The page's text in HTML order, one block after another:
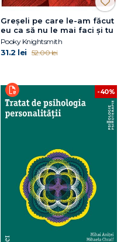
Greșeli pe care le-am făcut
eu ca să nu le mai faci și tu
Pooky Knightsmith
31.2 lei 52.00 lei
-40%